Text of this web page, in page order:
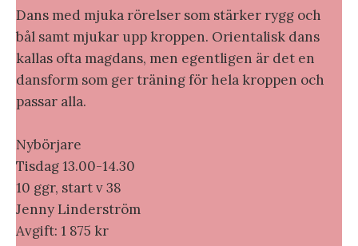
Dans med mjuka rörelser som stärker rygg och
bål samt mjukar upp kroppen. Orientalisk dans
kallas ofta magdans, men egentligen är det en
dansform som ger träning för hela kroppen och
passar alla.
Nybörjare
Tisdag 13.00-14.30
10 ggr, start v 38
Jenny Linderström
Avgift: 1 875 kr